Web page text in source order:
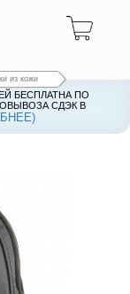
из кожи
БЕСПЛАТНА ПО
СДЭК В
БЕСПЛАТНА ПО
СДЭК В